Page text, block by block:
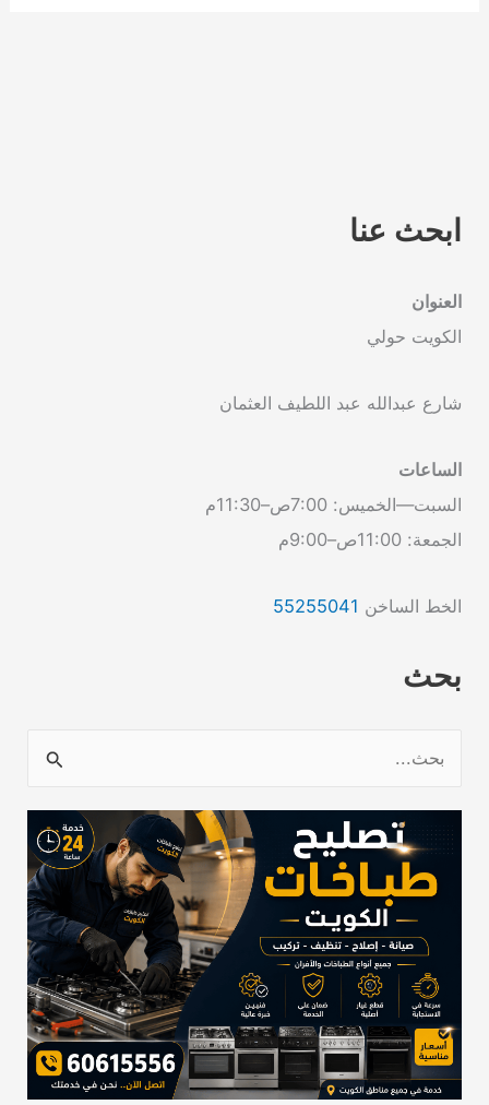
ابحث عنا
العنوان
الكويت حولي
شارع عبدالله عبد اللطيف العثمان
الساعات
السبت—الخميس: 7:00ص–11:30م
الجمعة: 11:00ص–9:00م
الخط الساخن 55255041
بحث